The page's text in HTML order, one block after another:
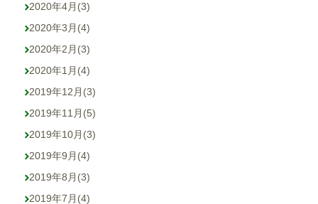
2020年4月 (3)
2020年3月 (4)
2020年2月 (3)
2020年1月 (4)
2019年12月 (3)
2019年11月 (5)
2019年10月 (3)
2019年9月 (4)
2019年8月 (3)
2019年7月 (4)